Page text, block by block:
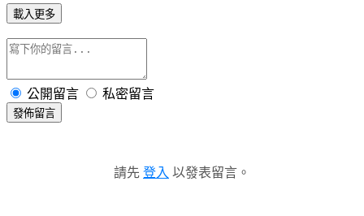
載入更多
公開留言 私密留言
發佈留言
請先 登入 以發表留言。